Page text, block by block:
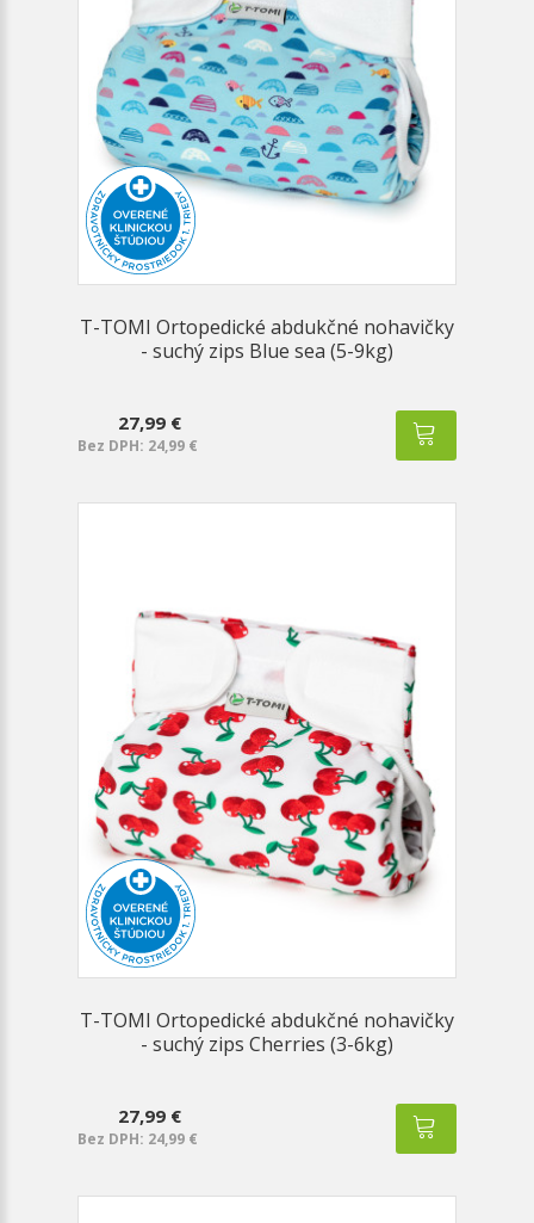
T-TOMI Ortopedické abdukčné nohavičky
- suchý zips Blue sea (5-9kg)
27,99 €
Bez DPH: 24,99 €
T-TOMI Ortopedické abdukčné nohavičky
- suchý zips Cherries (3-6kg)
27,99 €
Bez DPH: 24,99 €